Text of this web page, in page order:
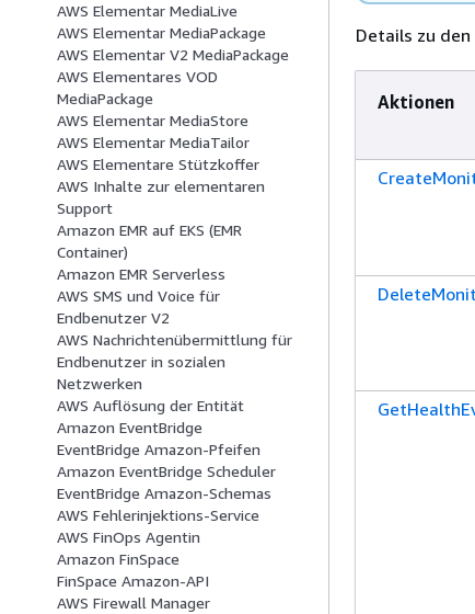
AWS Elementar MediaLive
AWS Elementar MediaPackage
AWS Elementar V2 MediaPackage
AWS Elementares VOD
MediaPackage
AWS Elementar MediaStore
AWS Elementar MediaTailor
AWS Elementare Stützkoffer
AWS Inhalte zur elementaren
Support
Amazon EMR auf EKS (EMR
Container)
Amazon EMR Serverless
AWS SMS und Voice für
Endbenutzer V2
AWS Nachrichtenübermittlung für
Endbenutzer in sozialen
Netzwerken
AWS Auflösung der Entität
Amazon EventBridge
EventBridge Amazon-Pfeifen
Amazon EventBridge Scheduler
EventBridge Amazon-Schemas
AWS Fehlerinjektions-Service
AWS FinOps Agentin
Amazon FinSpace
FinSpace Amazon-API
AWS Firewall Manager
Details zu
Aktionen